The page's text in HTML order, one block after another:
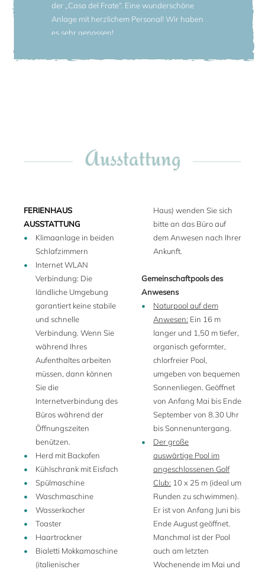
Das Weingut produziert verschiedene Weinsorten, die
internationale prestigevolle Auszeichnungen erhalten
Weinprobe während der Öffnungszeiten des Weinshops
Ein kostbares Juwel in eine legendäre Landschaft gesetzt -
dies ist vielleicht die treffendste Definition dieses Weingutes,
Hochburgen wie Venedig, Vicenza, Verona, Ferrara,
Mantua und Rovigo. Padua ist 15 km entfernt, Venedig
ungefähr doppelt so weit. Der nächste Bahnhof befindet
sich in Montegrotto Terme (9 km), und von dort aus können
Sie schnell und einfach Padua erreichen. Ihren
Terminkalender auf der Jagd nach den Werken von
berühmten Künstlern und Architekten können Sie mit
Besuchen von Restaurants mit bester italienischer Küche
spicken.
Dieses historische Landgut im Veneto stammt aus dem 11.
Jahrhundert und umfasst ein kleines mittelalterliches Kastell
mit Weinkellern, eine prachtvolle Villa des 16. Jahrhunderts
La Veneziana
/ ebenfalls in unserem Repertoire), mehrere
Wirtschaftsgebäude und einige Bauernhäuser.
Der Besitzer des Anwesens, ein Trendsetter in der Region
Venetien, hat drei verschiedene Häuser auf dem Anwesen
restauriert. Jedes Haus hat seine eigenen Charme und
einen eigenen Garten, wo Sie die Mahlzeiten im Freien
genießen können.
der „Casa del Frate“. Eine wunderschöne
Anlage mit herzlichem Personal! Wir haben
es sehr genossen!
Frömmel K., November 2018
Ausstattung
FERIENHAUS
AUSSTATTUNG
Klimaanlage in beiden
Schlafzimmern
Internet WLAN
Verbindung: Die
ländliche Umgebung
garantiert keine stabile
und schnelle
Verbindung. Wenn Sie
während Ihres
Aufenthaltes arbeiten
müssen, dann können
Sie die
Internetverbindung des
Büros während der
Öffnungszeiten
benützen.
Herd mit Backofen
Kühlschrank mit Eisfach
Spülmaschine
Waschmaschine
Wasserkocher
Toaster
Haartrockner
Bialetti Mokkamaschine
(italienischer
Haus) wenden Sie sich
bitte an das Büro auf
dem Anwesen nach Ihrer
Ankunft.
Gemeinschaftpools des
Anwesens
Naturpool auf dem
Anwesen: Ein 16 m
langer und 1,50 m tiefer,
organisch geformter,
chlorfreier Pool,
umgeben von bequemen
Sonnenliegen. Geöffnet
von Anfang Mai bis Ende
September von 8.30 Uhr
bis Sonnenuntergang.
Der große
auswärtige Pool im
angeschlossenen Golf
Club: 10 x 25 m (ideal um
Runden zu schwimmen).
Er ist von Anfang Juni bis
Ende August geöffnet.
Manchmal ist der Pool
auch am letzten
Wochenende im Mai und